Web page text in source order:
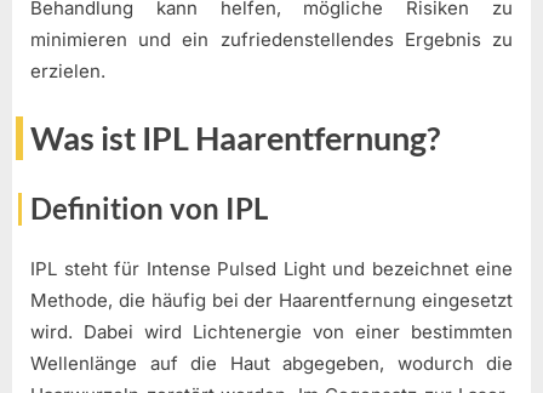
Behandlung kann helfen, mögliche Risiken zu
minimieren und ein zufriedenstellendes Ergebnis zu
erzielen.
Was ist IPL Haarentfernung?
Definition von IPL
IPL steht für Intense Pulsed Light und bezeichnet eine
Methode, die häufig bei der Haarentfernung eingesetzt
wird. Dabei wird Lichtenergie von einer bestimmten
Wellenlänge auf die Haut abgegeben, wodurch die